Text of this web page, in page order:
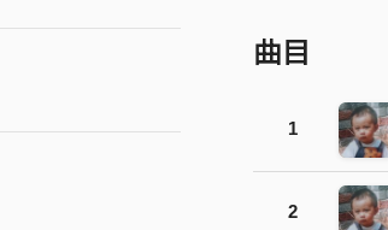
曲目
1
2